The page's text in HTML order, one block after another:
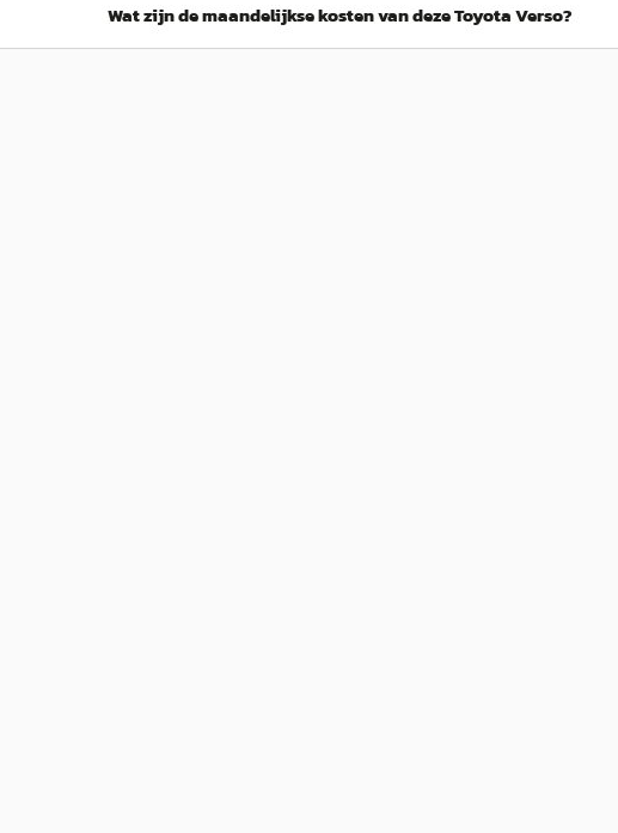
Wat zijn de maandelijkse kosten van deze Toyota Verso?